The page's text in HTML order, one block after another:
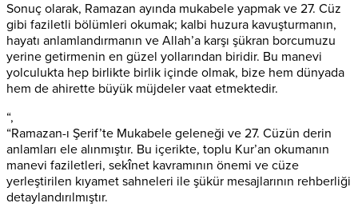
Sonuç olarak, Ramazan ayında mukabele yapmak ve 27. Cüz
gibi faziletli bölümleri okumak; kalbi huzura kavuşturmanın,
hayatı anlamlandırmanın ve Allah’a karşı şükran borcumuzu
yerine getirmenin en güzel yollarından biridir. Bu manevi
yolculukta hep birlikte birlik içinde olmak, bize hem dünyada
hem de ahirette büyük müjdeler vaat etmektedir.
“,
“Ramazan-ı Şerif’te Mukabele geleneği ve 27. Cüzün derin
anlamları ele alınmıştır. Bu içerikte, toplu Kur’an okumanın
manevi faziletleri, sekînet kavramının önemi ve cüze
yerleştirilen kıyamet sahneleri ile şükür mesajlarının rehberliği
detaylandırılmıştır.